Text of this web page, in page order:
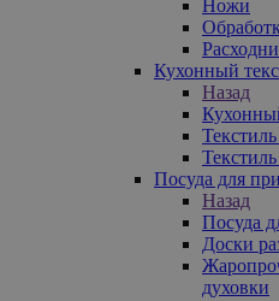
Ножи
Кухонный
Назад
Посуда для
Назад
Посуда
Доски
духовки